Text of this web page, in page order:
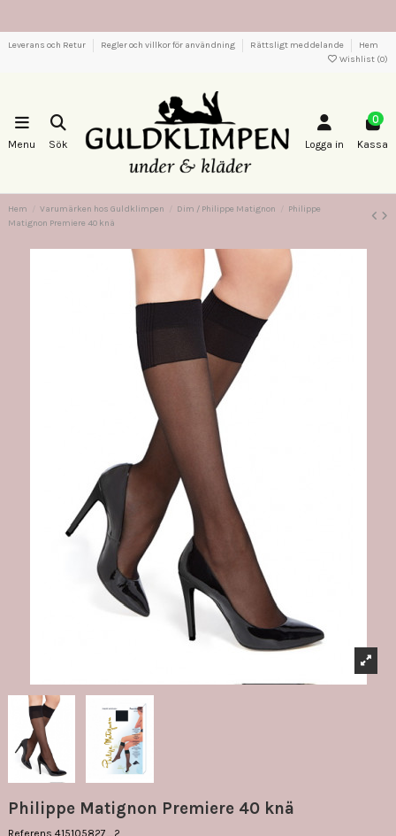
Leverans och Retur Regler och villkor för användning Rättsligt meddelande
Hem
Wishlist (0)
Menu Sök Logga in
0
Kassa
Hem Varumärken hos Guldklimpen Dim / Philippe Matignon
Philippe
Matignon Premiere 40 knä
Philippe Matignon Premiere 40 knä